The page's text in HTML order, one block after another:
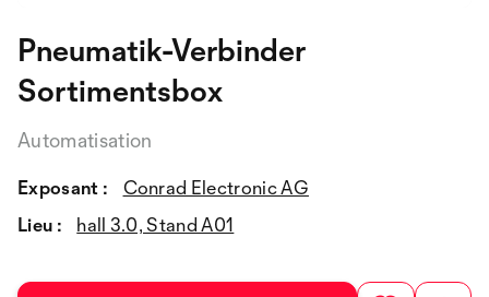
Pneumatik-Verbinder
Sortimentsbox
Automatisation
Exposant :
Conrad Electronic AG
Lieu :
hall 3.0, Stand A01